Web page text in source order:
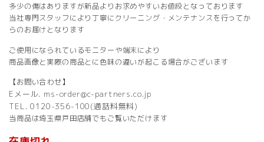
多少の傷はありますが新品よりお求めやすいお値段となっております
当社専門スタッフにより丁寧にクリーニング・メンテナンスを行ってか
らのお届けとなります
ご使用になられているモニターや端末により
商品画像と実際の商品とに色味の違いが起こる場合がございます
【お問い合わせ】
Eメール. ms-order@c-partners.co.jp
TEL. 0120-356-100(通話料無料)
当商品は埼玉県戸田店舗でもご覧いただけます